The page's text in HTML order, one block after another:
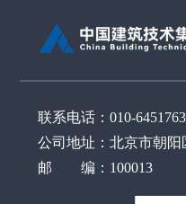
联系电话：010-
公司地址：北京市朝阳
邮 编：100013